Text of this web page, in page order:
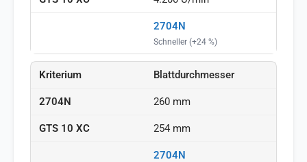
2704N
Schneller (+24 %)
Blattdurchmesser
260 mm
254 mm
2704N